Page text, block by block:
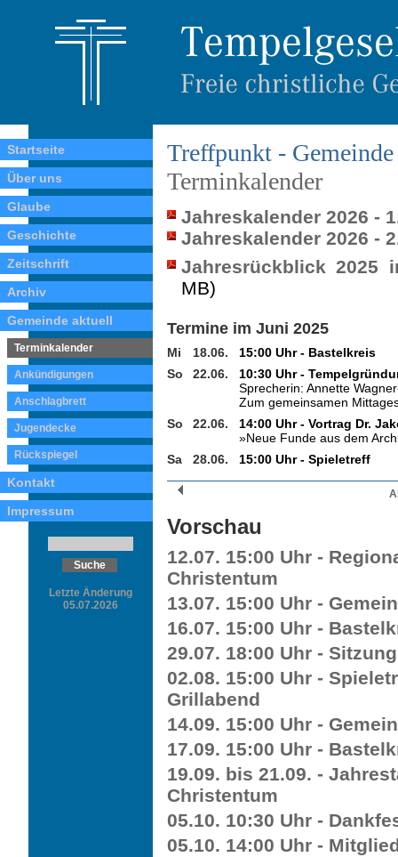
Startseite
Über uns
Glaube
Geschichte
Zeitschrift
Archiv
Gemeinde aktuell
Terminkalender
Ankündigungen
Anschlagbrett
Jugendecke
Rückspiegel
Kontakt
Impressum
Letzte Änderung
05.07.2026
Treffpunkt -
Terminkalender
Jahreskalender 2026 -
Jahreskalender 2026 -
Jahresrückblick 2025
MB)
Termine im Juni 2025
Mi 18.06.
15:00 Uhr - Bastelkreis
So
22.06.
10:30 Uhr -
Sprecherin: Annette
Zum gemeinsamen
So
22.06.
14:00 Uhr - Vortrag Dr.
»Neue Funde aus dem
Sa
28.06. 15:00 Uhr - Spieletreff
Vorschau
12.07. 15:00 Uhr -
Christentum
13.07. 15:00 Uhr -
16.07. 15:00 Uhr -
29.07. 18:00 Uhr -
02.08. 15:00 Uhr -
Grillabend
14.09. 15:00 Uhr -
17.09. 15:00 Uhr -
19.09. bis 21.09. -
Christentum
05.10. 10:30 Uhr -
05.10. 14:00 Uhr -